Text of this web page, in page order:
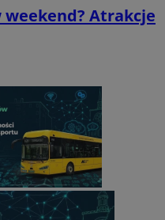
weekend? Atrakcje